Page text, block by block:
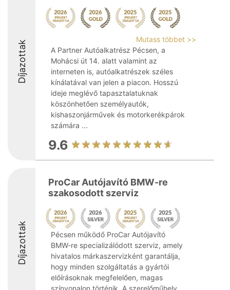
Díjazottak
Mutass többet >>
A Partner Autóalkatrész Pécsen, a
Mohácsi út 14. alatt valamint az
interneten is, autóalkatrészek széles
kínálatával van jelen a piacon. Hosszú
ideje meglévő tapasztalatuknak
köszönhetően személyautók,
kishaszonjárművek és motorkerékpárok
számára ...
9.6
Díjazottak
ProCar Autójavító BMW-re
szakosodott szerviz
Pécsen működő ProCar Autójavító
BMW-re specializálódott szerviz, amely
hivatalos márkaszervizként garantálja,
hogy minden szolgáltatás a gyártói
előírásoknak megfelelően, magas
színvonalon történik. A szerelőműhely